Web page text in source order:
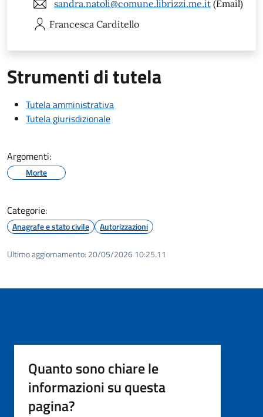
sandra.natoli@comune.librizzi.me.it (Email)
Francesca Carditello
Strumenti di tutela
Tutela amministrativa
Tutela giurisdizionale
Argomenti:
Morte
Categorie:
Anagrafe e stato civile Autorizzazioni
Ultimo aggiornamento: 20/05/2026 10:25.11
Quanto sono chiare le
informazioni su questa
pagina?